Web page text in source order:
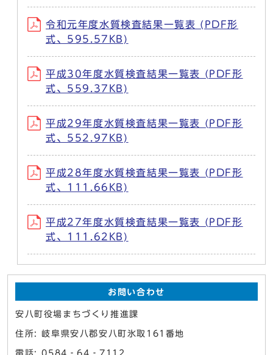
令和元年度水質検査結果一覧表 (PDF形
式、595.57KB)
平成30年度水質検査結果一覧表 (PDF形
式、559.37KB)
平成29年度水質検査結果一覧表 (PDF形
式、552.97KB)
平成28年度水質検査結果一覧表 (PDF形
式、111.66KB)
平成27年度水質検査結果一覧表 (PDF形
式、111.62KB)
お問い合わせ
安八町役場まちづくり推進課
住所: 岐阜県安八郡安八町氷取161番地
電話: 0584‐64‐7112